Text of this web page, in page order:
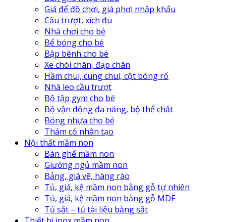
Giá để đồ chơi, giá phơi nhập khẩu
Cầu trượt, xích đu
Nhà chơi cho bé
Bể bóng cho bé
Bập bênh cho bé
Xe chòi chân, đạp chân
Hầm chui, cung chui, cột bóng rổ
Nhà leo cầu trượt
Bộ tập gym cho bé
Bộ vận động đa năng, bộ thể chất
Bóng nhựa cho bé
Thảm cỏ nhân tạo
Nội thất mầm non
Bàn ghế mầm non
Giường ngủ mầm non
Bảng, giá vẽ, hàng rào
Tủ, giá, kệ mầm non bằng gỗ tự nhiên
Tủ, giá, kệ mầm non bằng gỗ MDF
Tủ sắt – tủ tài liệu bằng sắt